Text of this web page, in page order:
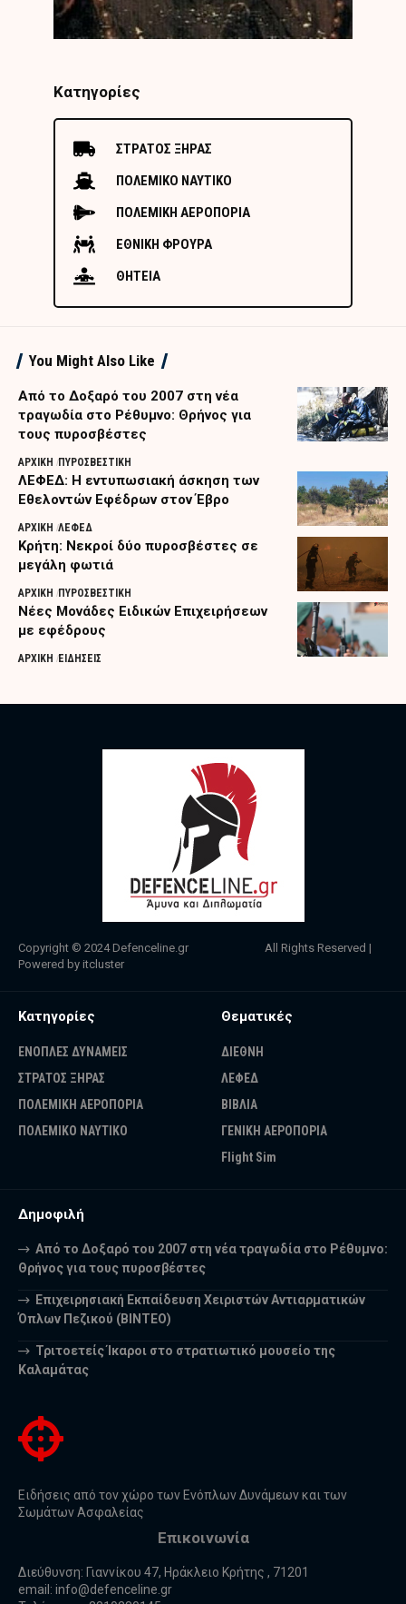
Κατηγορίες
ΣΤΡΑΤΟΣ ΞΗΡΑΣ
ΠΟΛΕΜΙΚΟ ΝΑΥΤΙΚΟ
ΠΟΛΕΜΙΚΗ ΑΕΡΟΠΟΡΙΑ
ΕΘΝΙΚΗ ΦΡΟΥΡΑ
ΘΗΤΕΙΑ
You Might Also Like
Από το Δοξαρό του 2007 στη νέα
τραγωδία στο Ρέθυμνο: Θρήνος για
τους πυροσβέστες
ΑΡΧΙΚΗ ΠΥΡΟΣΒΕΣΤΙΚΗ
ΛΕΦΕΔ: Η εντυπωσιακή άσκηση των
Εθελοντών Εφέδρων στον Έβρο
ΑΡΧΙΚΗ ΛΕΦΕΔ
Κρήτη: Νεκροί δύο πυροσβέστες σε
μεγάλη φωτιά
ΑΡΧΙΚΗ ΠΥΡΟΣΒΕΣΤΙΚΗ
Nέες Μονάδες Ειδικών Επιχειρήσεων
με εφέδρους
ΑΡΧΙΚΗ ΕΙΔΗΣΕΙΣ
Copyright © 2024 Defenceline.gr All Rights Reserved |
Powered by itcluster
Κατηγορίες
ΕΝΟΠΛΕΣ ΔΥΝΑΜΕΙΣ
ΣΤΡΑΤΟΣ ΞΗΡΑΣ
ΠΟΛΕΜΙΚΗ ΑΕΡΟΠΟΡΙΑ
ΠΟΛΕΜΙΚΟ ΝΑΥΤΙΚΟ
Θεματικές
ΔΙΕΘΝΗ
ΛΕΦΕΔ
ΒΙΒΛΙΑ
ΓΕΝΙΚΗ ΑΕΡΟΠΟΡΙΑ
Flight Sim
Δημοφιλή
Από το Δοξαρό του 2007 στη νέα τραγωδία στο Ρέθυμνο:
Θρήνος για τους πυροσβέστες
Επιχειρησιακή Εκπαίδευση Χειριστών Αντιαρματικών
Όπλων Πεζικού (ΒΙΝΤΕΟ)
Τριτοετείς Ίκαροι στο στρατιωτικό μουσείο της
Καλαμάτας
Ειδήσεις από τον χώρο των Ενόπλων Δυνάμεων και των
Σωμάτων Ασφαλείας
Επικοινωνία
Διεύθυνση: Γιαννίκου 47, Ηράκλειο Κρήτης , 71201
email: info@defenceline.gr